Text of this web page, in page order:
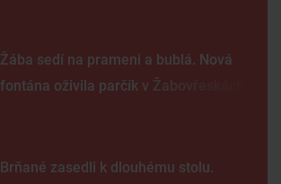
Žába sedí na prameni a bublá. Nová
fontána oživila parčík v Žabovřeskách
Brňané zasedli k dlouhému stolu.